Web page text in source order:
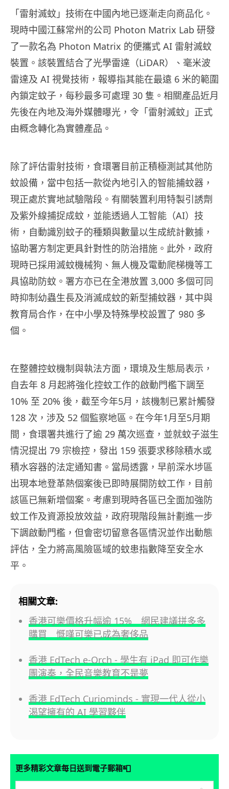
「雷射滅蚊」技術在中國內地已逐漸走向商品化。
現時中國江蘇常州的公司 Photon Matrix Lab 研發
了一款名為 Photon Matrix 的便攜式 AI 雷射滅蚊
裝置。該裝置結合了光學雷達（LiDAR）、毫米波
雷達及 AI 視覺技術，報導指其能在最遠 6 米的範圍
內鎖定蚊子，每秒最多可處理 30 隻。相關產品近月
先後在內地及海外媒體曝光，令「雷射滅蚊」正式
由概念轉化為實體產品。
除了評估雷射技術，食環署目前正積極測試其他防
蚊設備，當中包括一款從內地引入的智能捕蚊器，
現正處於實地試驗階段。有關裝置利用特製引誘劑
及紫外線捕捉成蚊，並能透過人工智能（AI）技
術，自動識別蚊子的種類與數量以生成統計數據，
協助署方制定更具針對性的防治措施。此外，政府
現時已採用滅蚊機械狗、無人機及電動爬梯機等工
具協助防蚊。署方亦已在全港放置 3,000 多個可同
時抑制幼蟲生長及消滅成蚊的新型捕蚊器，其中與
教育局合作，在中小學及特殊學校設置了 980 多
個。
在整體控蚊機制與執法方面，環境及生態局表示，
自去年 8 月起將強化控蚊工作的啟動門檻下調至
10% 至 20% 後，截至今年5月，該機制已累計觸發
128 次，涉及 52 個監察地區。在今年1月至5月期
間，食環署共進行了逾 29 萬次巡查，並就蚊子滋生
情況提出 79 宗檢控，發出 159 張要求移除積水或
積水容器的法定通知書。當局透露，早前深水埗區
出現本地登革熱個案後已即時展開防蚊工作，目前
該區已無新增個案。考慮到現時各區已全面加強防
蚊工作及資源投放效益，政府現階段無計劃進一步
下調啟動門檻，但會密切留意各區情況並作出動態
評估，全力將高風險區域的蚊患指數降至安全水
平。
相關文章:
香港可樂價格升幅逾 15% 網民建議拼多多
購買 慨嘆可樂已成為奢侈品
香港 EdTech e-Orch - 學生有 iPad 即可作樂
團演奏，全民音樂教育不是夢
香港 EdTech Curiominds - 實現一代人從小
渴望擁有的 AI 學習夥伴
更多精彩文章每日送到電子郵箱📮